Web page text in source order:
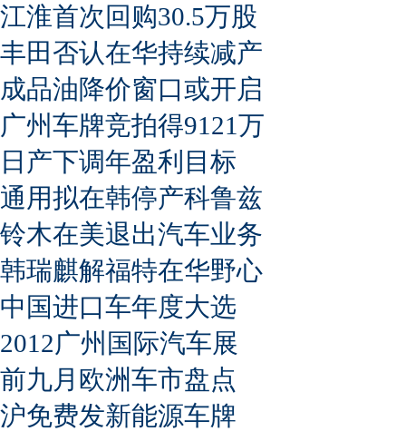
江淮首次回购30.5万股
丰田否认在华持续减产
成品油降价窗口或开启
广州车牌竞拍得9121万
日产下调年盈利目标
通用拟在韩停产科鲁兹
铃木在美退出汽车业务
韩瑞麒解福特在华野心
中国进口车年度大选
2012广州国际汽车展
前九月欧洲车市盘点
沪免费发新能源车牌